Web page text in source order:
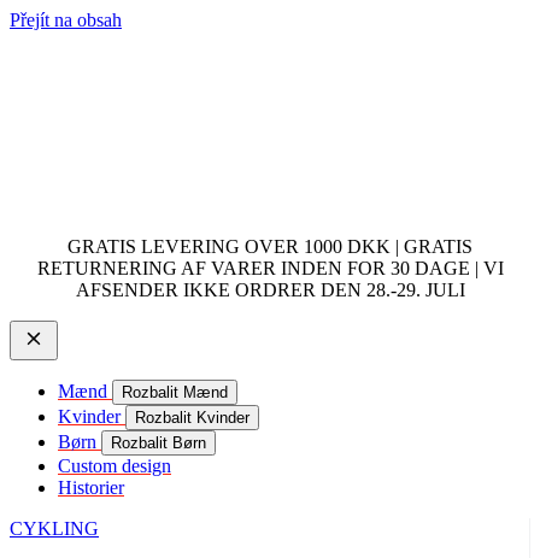
Přejít na obsah
GRATIS LEVERING OVER 1000 DKK | GRATIS
RETURNERING AF VARER INDEN FOR 30 DAGE | VI
AFSENDER IKKE ORDRER DEN 28.-29. JULI
Mænd Rozbalit Mænd
Kvinder Rozbalit Kvinder
Børn Rozbalit Børn
Custom design
Historier
CYKLING